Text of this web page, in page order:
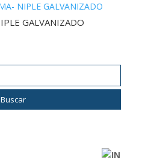
GALVANIZADO
Buscar